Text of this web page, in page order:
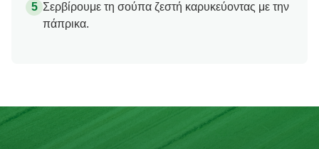
Σερβίρουμε τη σούπα ζεστή καρυκεύοντας με την
πάπρικα.